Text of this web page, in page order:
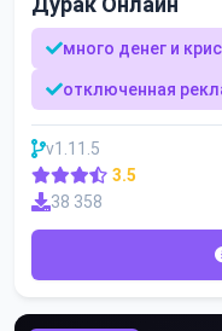
много денег и
отключенная
v1.11.5
3.5
38 358